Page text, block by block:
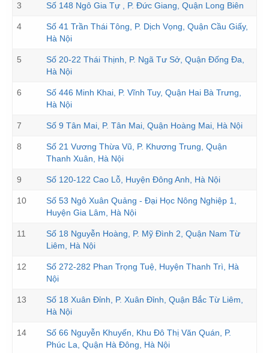
3 Số 148 Ngô Gia Tự , P. Đức Giang, Quận Long Biên
4
Số 41 Trần Thái Tông, P. Dịch Vọng, Quận Cầu Giấy,
Hà Nội
5
Số 20-22 Thái Thịnh, P. Ngã Tư Sở, Quận Đống Đa,
Hà Nội
6
Số 446 Minh Khai, P. Vĩnh Tuy, Quận Hai Bà Trưng,
Hà Nội
7 Số 9 Tân Mai, P. Tân Mai, Quận Hoàng Mai, Hà Nội
8
Số 21 Vương Thừa Vũ, P. Khương Trung, Quận
Thanh Xuân, Hà Nội
9 Số 120-122 Cao Lỗ, Huyện Đông Anh, Hà Nội
10
Số 53 Ngô Xuân Quảng - Đại Học Nông Nghiệp 1,
Huyện Gia Lâm, Hà Nội
11
Số 18 Nguyễn Hoàng, P. Mỹ Đình 2, Quận Nam Từ
Liêm, Hà Nội
12
Số 272-282 Phan Trọng Tuệ, Huyện Thanh Trì, Hà
Nội
13
Số 18 Xuân Đỉnh, P. Xuân Đỉnh, Quận Bắc Từ Liêm,
Hà Nội
14
Số 66 Nguyễn Khuyến, Khu Đô Thị Văn Quán, P.
Phúc La, Quận Hà Đông, Hà Nội